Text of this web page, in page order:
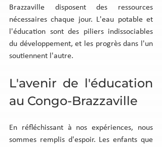
Brazzaville disposent des ressources
nécessaires chaque jour. L'eau potable et
l'éducation sont des piliers indissociables
du développement, et les progrès dans l'un
soutiennent l'autre.
L'avenir de l'éducation
au Congo-Brazzaville
En réfléchissant à nos expériences, nous
sommes remplis d'espoir. Les enfants que